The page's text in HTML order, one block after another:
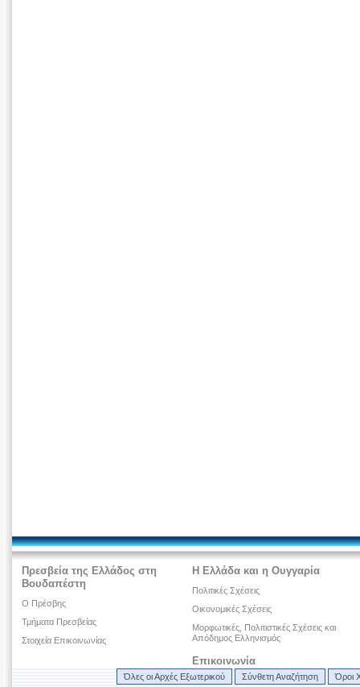
Πρεσβεία της Ελλάδος στη
Βουδαπέστη
Ο Πρέσβης
Τμήματα Πρεσβείας
Στοιχεία Επικοινωνίας
Η Ελλάδα και η Ουγγαρία
Πολιτικές Σχέσεις
Οικονομικές Σχέσεις
Μορφωτικές, Πολιτιστικές Σχέσεις και
Απόδημος Ελληνισμός
Επικοινωνία
Όλες οι Αρχές Εξωτερικού Σύνθετη Αναζήτηση Όροι